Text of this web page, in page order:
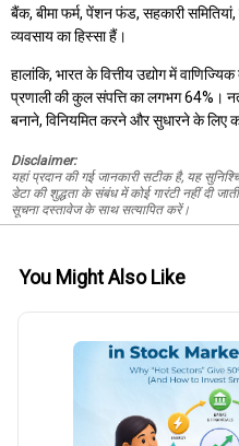
बैंक, बीमा फर्म, पेंशन फंड, सहकारी
व्यवसाय का हिस्सा हैं।
हालांकि, भारत के वित्तीय उद्योग में
प्रणाली की कुल संपत्ति का लगभग 64%।
बनाने, विनियमित करने और सुधारने के लिए
Disclaimer:
यहां प्रदान की गई जानकारी सटीक है, यह
डेटा की शुद्धता के संबंध में कोई गारंटी नहीं दी
सूचना दस्तावेज के साथ सत्यापित करें।
You Might Also Like